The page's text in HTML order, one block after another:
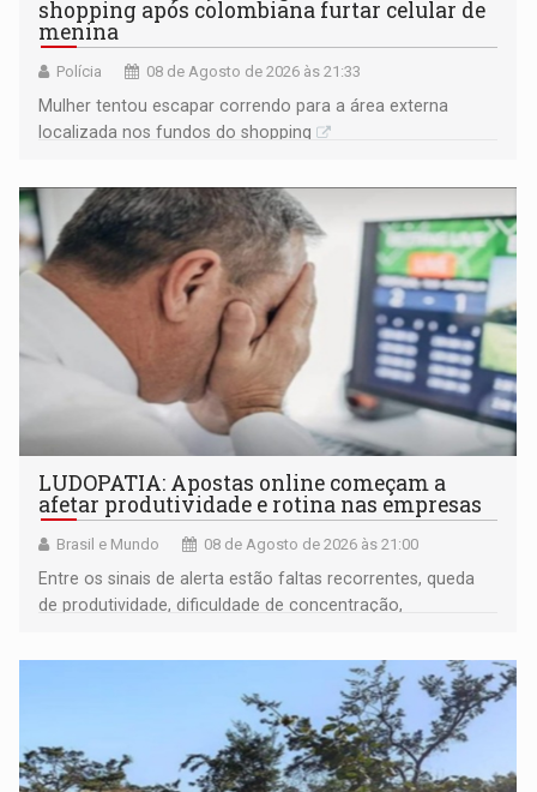
shopping após colombiana furtar celular de
menina
Polícia 08 de Agosto de 2026 às 21:33
Mulher tentou escapar correndo para a área externa
localizada nos fundos do shopping
LUDOPATIA: Apostas online começam a
afetar produtividade e rotina nas empresas
Brasil e Mundo 08 de Agosto de 2026 às 21:00
Entre os sinais de alerta estão faltas recorrentes, queda
de produtividade, dificuldade de concentração,